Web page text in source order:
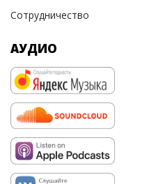
Сотрудничество
АУДИО